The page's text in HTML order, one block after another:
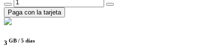
Paga con la tarjeta
3 GB / 5 días